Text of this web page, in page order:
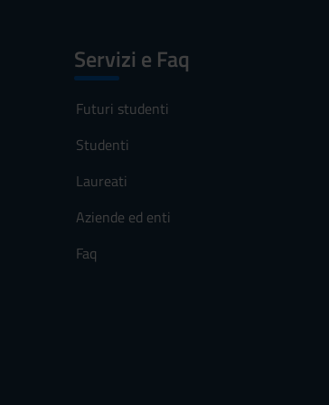
Servizi e Faq
Futuri studenti
Studenti
Laureati
Aziende ed enti
Faq